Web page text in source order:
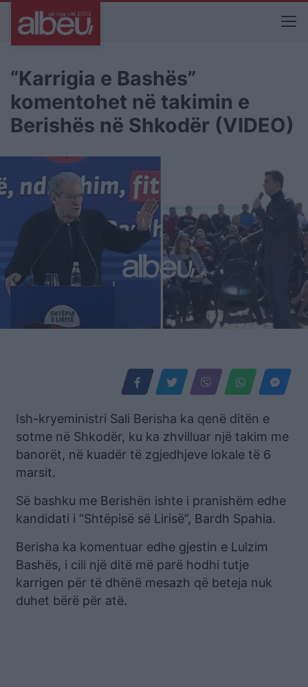
“Karrigia e Bashës”
komentohet në takimin e
Berishës në Shkodër (VIDEO)
Ish-kryeministri Sali Berisha ka qenë ditën e
sotme në Shkodër, ku ka zhvilluar një takim me
banorët, në kuadër të zgjedhjeve lokale të 6
marsit.
Së bashku me Berishën ishte i pranishëm edhe
kandidati i “Shtëpisë së Lirisë”, Bardh Spahia.
Berisha ka komentuar edhe gjestin e Lulzim
Bashës, i cili një ditë më parë hodhi tutje
karrigen për të dhënë mesazh që beteja nuk
duhet bërë për atë.